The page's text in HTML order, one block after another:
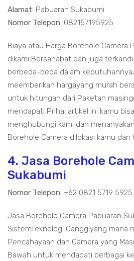
Alamat: Pabuaran Sukabumi
Nomor Telepon: 082157195925
Biaya atau Harga Borehole Camera
dikami Bersahabat dan juga
berbeda-beda dalam
meemberikan hargayang murah
untuk hitungan dari Paketan
mendapati Prihal artikel ini kamu
menghubungi kami dan
Borehole Camera dilokasi kamu dan
4. Jasa Borehole
Sukabumi
Nomor Telepon: +62 0821 5719 5925
Jasa Borehole Camera Pabuaran
SistemTeknologi Canggiyang mana
Pencahayaan dan Camera yang
Bawah untuk mendapati berbagai